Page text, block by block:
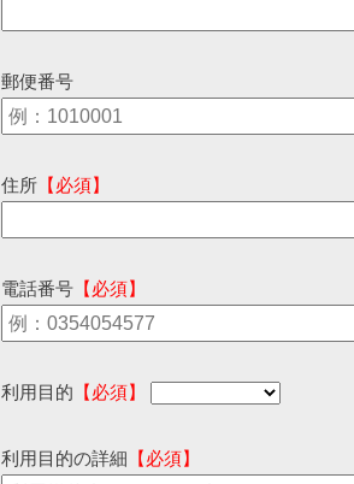
郵便番号
住所 【必須】
電話番号 【必須】
利用目的 【必須】
利用目的の詳細 【必須】